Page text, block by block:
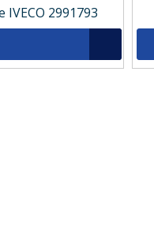
2991793